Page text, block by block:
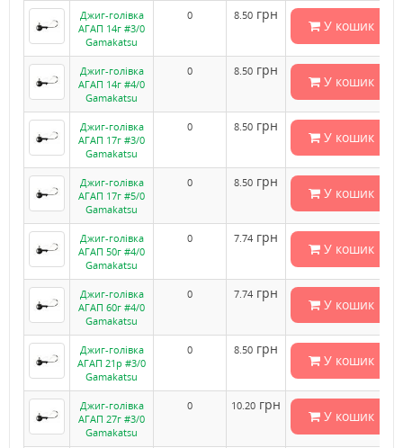
Джиг-голівка
АГАП 14г #3/0
Gamakatsu
0 8.50 грн
У кошик
Джиг-голівка
АГАП 14г #4/0
Gamakatsu
0 8.50 грн
У кошик
Джиг-голівка
АГАП 17г #3/0
Gamakatsu
0 8.50 грн
У кошик
Джиг-голівка
АГАП 17г #5/0
Gamakatsu
0 8.50 грн
У кошик
Джиг-голівка
АГАП 50г #4/0
Gamakatsu
0 7.74 грн
У кошик
Джиг-голівка
АГАП 60г #4/0
Gamakatsu
0 7.74 грн
У кошик
Джиг-голівка
АГАП 21р #3/0
Gamakatsu
0 8.50 грн
У кошик
Джиг-голівка
АГАП 27г #3/0
Gamakatsu
0 10.20 грн
У кошик